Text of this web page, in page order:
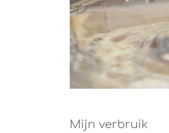
Mijn verbruik